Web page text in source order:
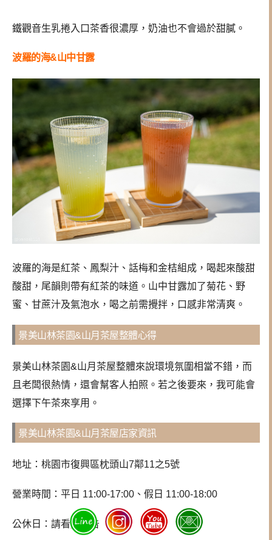
鐵觀音生乳捲入口茶香很濃厚，奶油也不會過於甜膩。
波羅的海&山中甘露
波羅的海是紅茶、鳳梨汁、話梅和金桔組成，喝起來酸甜
酸甜，尾韻則帶有紅茶的味道。山中甘露加了菊花、野
蜜、甘蔗汁及氣泡水，喝之前需攪拌，口感非常清爽。
景美山林茶園&山月茶屋整體心得
景美山林茶園&山月茶屋整體來說環境氛圍相當不錯，而
且老闆很熱情，還會幫客人拍照。若之後要來，我可能會
選擇下午茶來享用。
景美山林茶園&山月茶屋店家資訊
地址：桃園市復興區枕頭山7鄰11之5號
營業時間：平日 11:00-17:00、假日 11:00-18:00
公休日：請看IG公告